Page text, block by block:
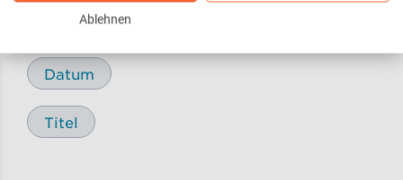
Relevanz
Datum
Titel
Ablehnen